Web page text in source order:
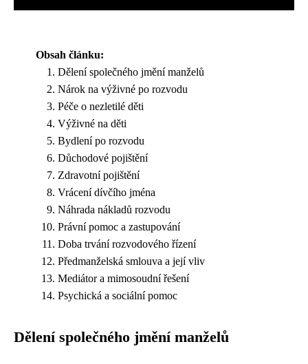
Obsah článku:
Dělení společného jmění manželů
Nárok na výživné po rozvodu
Péče o nezletilé děti
Výživné na děti
Bydlení po rozvodu
Důchodové pojištění
Zdravotní pojištění
Vrácení dívčího jména
Náhrada nákladů rozvodu
Právní pomoc a zastupování
Doba trvání rozvodového řízení
Předmanželská smlouva a její vliv
Mediátor a mimosoudní řešení
Psychická a sociální pomoc
Dělení společného jmění manželů